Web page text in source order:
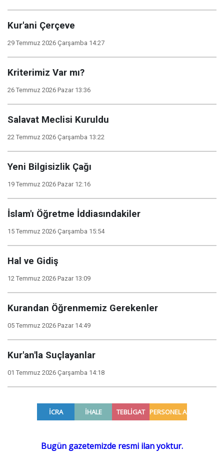
Kur'ani Çerçeve
29 Temmuz 2026 Çarşamba 14:27
Kriterimiz Var mı?
26 Temmuz 2026 Pazar 13:36
Salavat Meclisi Kuruldu
22 Temmuz 2026 Çarşamba 13:22
Yeni Bilgisizlik Çağı
19 Temmuz 2026 Pazar 12:16
İslam'ı Öğretme İddiasındakiler
15 Temmuz 2026 Çarşamba 15:54
Hal ve Gidiş
12 Temmuz 2026 Pazar 13:09
Kurandan Öğrenmemiz Gerekenler
05 Temmuz 2026 Pazar 14:49
Kur'an'la Suçlayanlar
01 Temmuz 2026 Çarşamba 14:18